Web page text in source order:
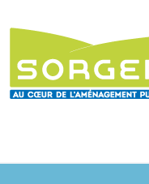
au
principal